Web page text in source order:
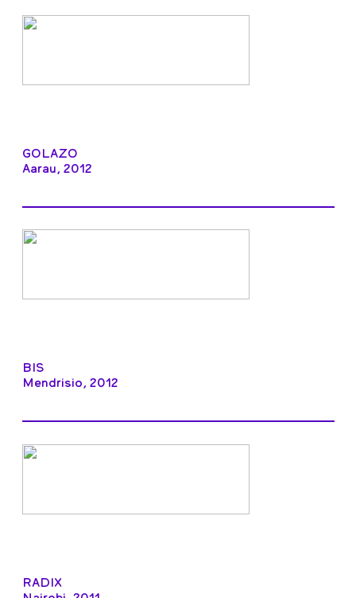
GOLAZO
Aarau, 2012
BIS
Mendrisio, 2012
RADIX